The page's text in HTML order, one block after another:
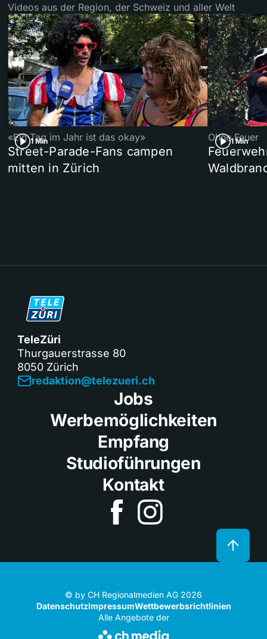
Videos aus der Region, der Schweiz und aller Welt
1 Min
«Ein Tag im Jahr ist das okay»
Street-Parade-Fans campen
mitten in Zürich
1 Min
Ohne Feuer
TeleZüri
Thurgauerstrasse 80
8050 Zürich
redaktion@telezueri.ch
Jobs
Werbemöglichkeiten
Empfang
Studioführungen
Kontakt
© by CH Regionalmedien AG 2026
DatenschutzImpressumWettbewerbsrichtlinien
Alle Angebote der